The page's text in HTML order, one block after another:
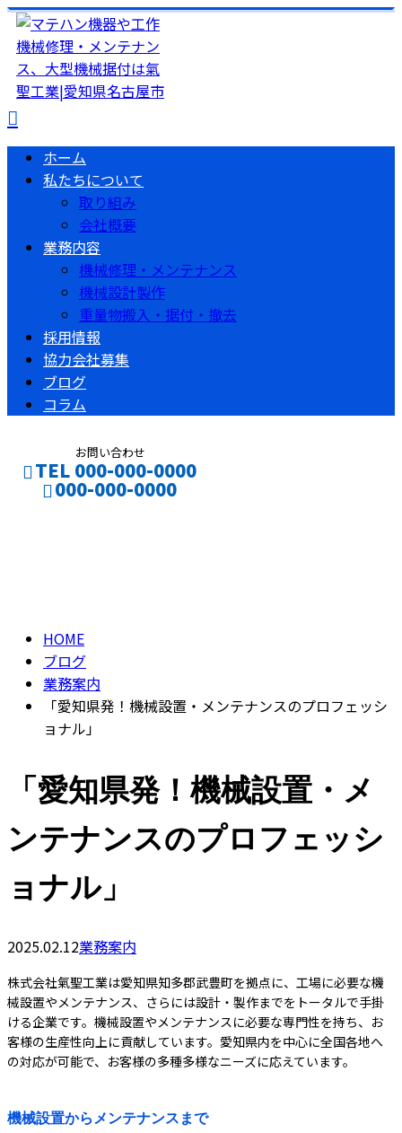
ホーム
私たちについて
取り組み
会社概要
業務内容
機械修理・メンテナンス
機械設計製作
重量物搬入・据付・撤去
採用情報
協力会社募集
ブログ
コラム
お問い合わせ
TEL 000-000-0000
000-000-0000
HOME
ブログ
業務案内
「愛知県発！機械設置・メンテナンスのプロフェッシ
ョナル」
「愛知県発！機械設置・メ
ンテナンスのプロフェッシ
ョナル」
2025.02.12業務案内
株式会社氣聖工業は愛知県知多郡武豊町を拠点に、工場に必要な機
械設置やメンテナンス、さらには設計・製作までをトータルで手掛
ける企業です。機械設置やメンテナンスに必要な専門性を持ち、お
客様の生産性向上に貢献しています。愛知県内を中心に全国各地へ
の対応が可能で、お客様の多種多様なニーズに応えています。
機械設置からメンテナンスまで